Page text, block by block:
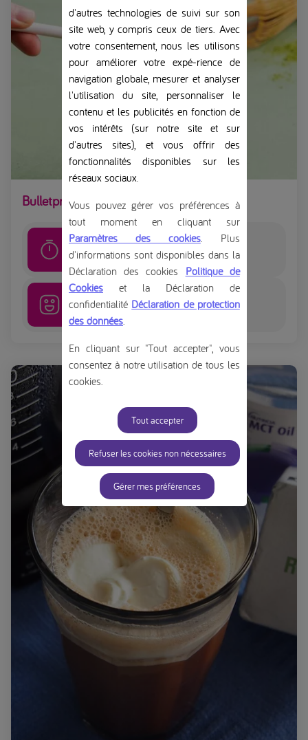
Bulletproof Matcha thé latte
10minutes
Facile
d'autres technologies de suivi sur son
site web, y compris ceux de tiers. Avec
votre consentement, nous les utilisons
pour améliorer votre expé-rience de
navigation globale, mesurer et analyser
l'utilisation du site, personnaliser le
contenu et les publicités en fonction de
vos intérêts (sur notre site et sur
d'autres sites), et vous offrir des
fonctionnalités disponibles sur les
réseaux sociaux.
Vous pouvez gérer vos préférences à
tout moment en cliquant sur
Paramètres des cookies. Plus
d'informations sont disponibles dans la
Déclaration des cookies Politique de
Cookieset la Déclaration de
confidentialité Déclaration de protection
des données.
En cliquant sur "Tout accepter", vous
consentez à notre utilisation de tous les
cookies.
Tout accepter
Refuser les cookies non nécessaires
Gérer mes préférences